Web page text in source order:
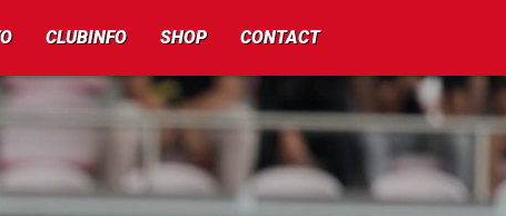
CLUBINFO SHOP CONTACT